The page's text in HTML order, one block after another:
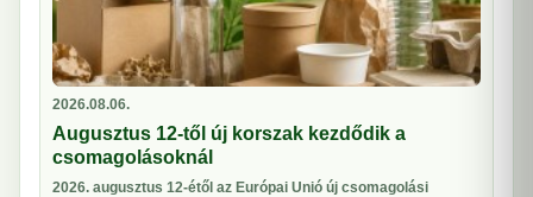
2026.08.06.
Augusztus 12-től új korszak kezdődik a
csomagolásoknál
2026. augusztus 12-étől az Európai Unió új csomagolási